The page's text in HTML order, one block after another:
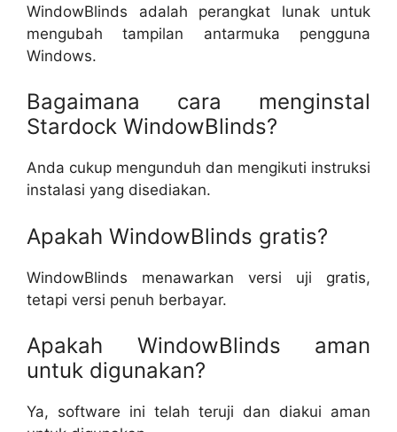
WindowBlinds adalah perangkat lunak untuk
mengubah tampilan antarmuka pengguna
Windows.
Bagaimana cara menginstal
Stardock WindowBlinds?
Anda cukup mengunduh dan mengikuti instruksi
instalasi yang disediakan.
Apakah WindowBlinds gratis?
WindowBlinds menawarkan versi uji gratis,
tetapi versi penuh berbayar.
Apakah WindowBlinds aman
untuk digunakan?
Ya, software ini telah teruji dan diakui aman